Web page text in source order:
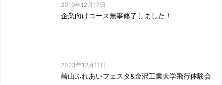
2019年12月17日
企業向けコース無事修了しました！
2023年12月11日
崎山ふれあいフェスタ&金沢工業大学飛行体験会